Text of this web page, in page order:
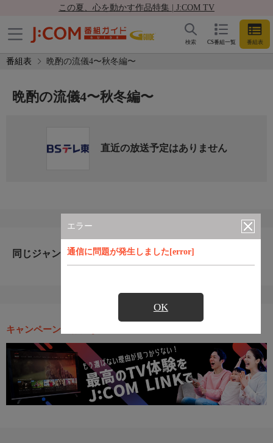
この夏、心を動かす作品特集 | J:COM TV
CS番組一覧 番組表
検索
番組表 晩酌の流儀4〜秋冬編〜
エラー
通信に問題が発生しました[error]
OK
晩酌の流儀4〜秋冬編〜
直近の放送予定はありません
同じジャンルのおすすめ番組
キャンペーン・お得な情報